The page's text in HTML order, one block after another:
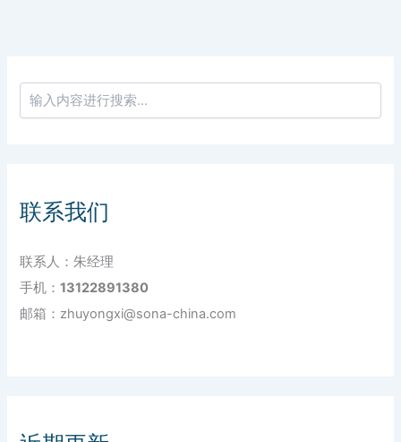
联系我们
联系人：朱经理
手机：13122891380
邮箱：zhuyongxi@sona-china.com